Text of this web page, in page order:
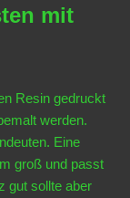
mit
Resin gedruckt
werden.
Eine
groß und passt
gut sollte aber